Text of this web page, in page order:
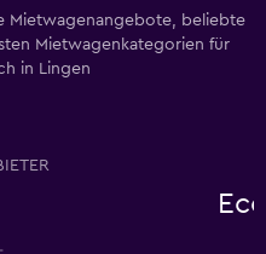
Mietwagenangebote, beliebte
Mietwagenkategorien für
in Lingen